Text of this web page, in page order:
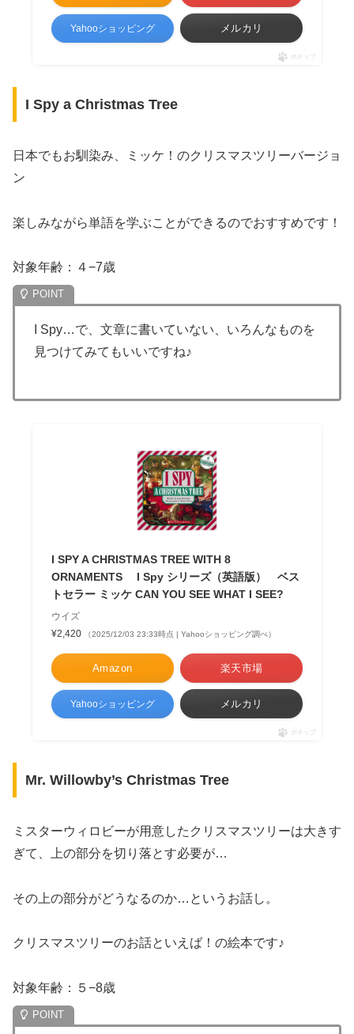
Yahooショッピング メルカリ
ポチップ
I Spy a Christmas Tree
日本でもお馴染み、ミッケ！のクリスマスツリーバージョ
ン
楽しみながら単語を学ぶことができるのでおすすめです！
対象年齢：４−7歳
I Spy…で、文章に書いていない、いろんなものを
見つけてみてもいいですね♪
I SPY A CHRISTMAS TREE WITH 8
ORNAMENTS I Spy シリーズ（英語版） ベス
トセラー ミッケ CAN YOU SEE WHAT I SEE?
ウイズ
¥2,420
（2025/12/03 23:33時点 | Yahooショッピング調べ）
Amazon 楽天市場
Yahooショッピング メルカリ
ポチップ
Mr. Willowby’s Christmas Tree
ミスターウィロビーが用意したクリスマスツリーは大きす
ぎて、上の部分を切り落とす必要が…
その上の部分がどうなるのか…というお話し。
クリスマスツリーのお話といえば！の絵本です♪
対象年齢：５−8歳